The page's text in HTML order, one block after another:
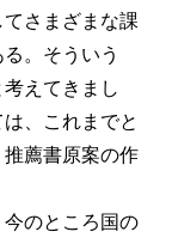
さまざまな課
。そういう
えてきまし
、これまでと
薦書原案の作
のところ国の